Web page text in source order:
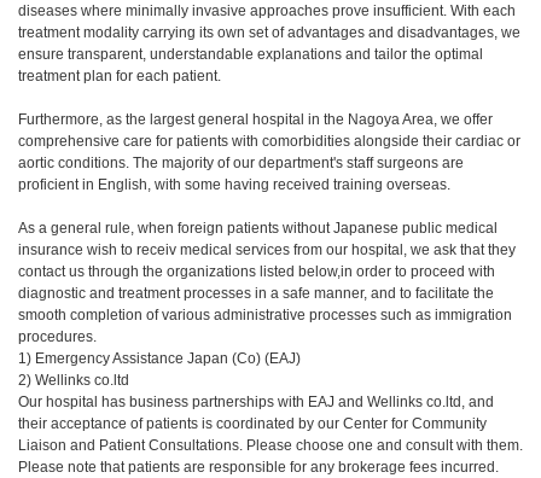
diseases where minimally invasive approaches prove insufficient. With each
treatment modality carrying its own set of advantages and disadvantages, we
ensure transparent, understandable explanations and tailor the optimal
treatment plan for each patient.
Furthermore, as the largest general hospital in the Nagoya Area, we offer
comprehensive care for patients with comorbidities alongside their cardiac or
aortic conditions. The majority of our department's staff surgeons are
proficient in English, with some having received training overseas.
As a general rule, when foreign patients without Japanese public medical
insurance wish to receiv medical services from our hospital, we ask that they
contact us through the organizations listed below,in order to proceed with
diagnostic and treatment processes in a safe manner, and to facilitate the
smooth completion of various administrative processes such as immigration
procedures.
1) Emergency Assistance Japan (Co) (EAJ)
2) Wellinks co.ltd
Our hospital has business partnerships with EAJ and Wellinks co.ltd, and
their acceptance of patients is coordinated by our Center for Community
Liaison and Patient Consultations. Please choose one and consult with them.
Please note that patients are responsible for any brokerage fees incurred.